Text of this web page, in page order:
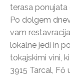
terasa ponujata
Po dolgem
vam
lokalne jedi in
tokajskimi vini,
3915 Tarcal,